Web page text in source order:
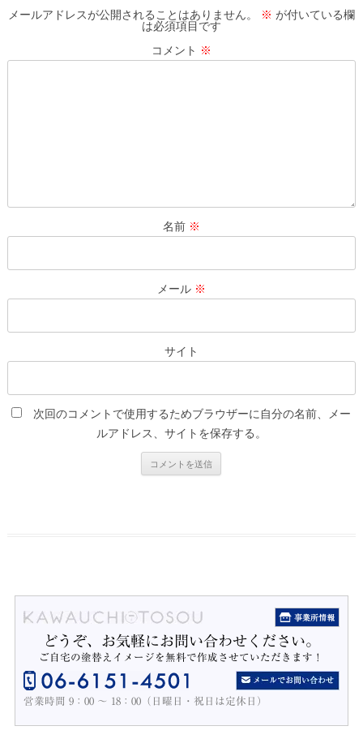
ゲ
メールアドレスが公開されることはありません。 ※ が付いている欄
は必須項目です
コメント ※
名前 ※
メール ※
サイト
次回のコメントで使用するためブラウザーに自分の名前、メー
ルアドレス、サイトを保存する。
どうぞ、お気軽にお問い合わせください。
ご自宅の塗替えイメージを無料で作成させていただきます！
営業時間 9：00 ～ 18：00（日曜日・祝日は定休日）